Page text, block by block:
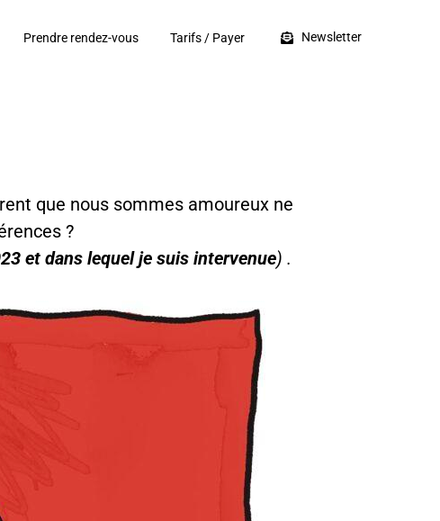
Prendre rendez-vous Tarifs / Payer Newsletter
que nous sommes amoureux ne
?
et dans lequel je suis intervenue) .